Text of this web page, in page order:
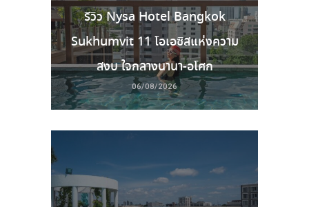
รีวิว Nysa Hotel Bangkok
Sukhumvit 11 โอเอซิสแห่งความ
สงบ ใจกลางนานา-อโศก
06/08/2026